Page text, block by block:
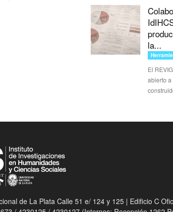
la...
El
abierto
de La Plata Calle 51 e/ 124 y 125 | Edificio C